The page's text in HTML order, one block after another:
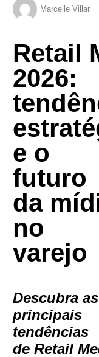
Marcelle Villar
Retail
2026:
e o
futuro
da
no
varejo
Descubra as
principais
tendências
de Retail